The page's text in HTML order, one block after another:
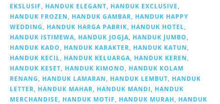
EKSLUSIF
HANDUK ELEGANT HANDUK EXCLUSIVE
HANDUK FROZEN
HANDUK GAMBAR
HANDUK HAPPY
WEDDING
HANDUK HARGA PABRIK HANDUK HOTEL
HANDUK ISTIMEWA
HANDUK JOGJA HANDUK JUMBO
HANDUK KADO
HANDUK KARAKTER HANDUK KATUN
HANDUK KECIL
HANDUK KELUARGA HANDUK KEREN
HANDUK KESET
HANDUK KIMONO
HANDUK KOLAM
RENANG
HANDUK LAMARAN HANDUK LEMBUT
HANDUK
LETTER
HANDUK MAHAR HANDUK MANDI
HANDUK
MERCHANDISE
HANDUK MOTIF HANDUK MURAH
HANDUK